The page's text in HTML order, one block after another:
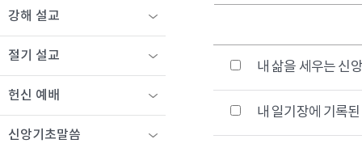
내 삶을 세우는 신
내 일기장에 기록
강해 설교
절기 설교
헌신 예배
신앙기초말씀